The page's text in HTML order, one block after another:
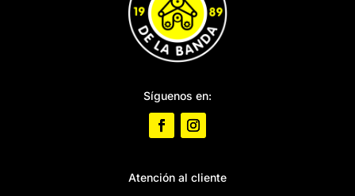
Síguenos en:
Atención al cliente